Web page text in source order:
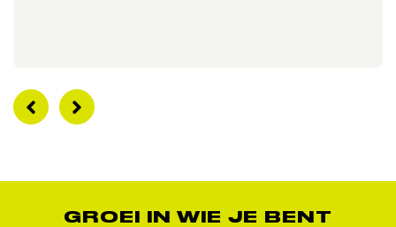
GROEI IN WIE JE BENT